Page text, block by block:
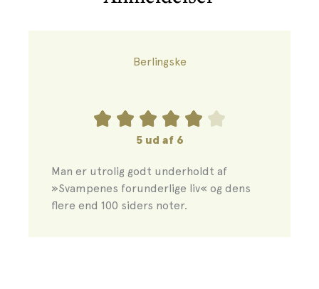
Berlingske
5 ud af 6
Man er utrolig godt underholdt af
»Svampenes forunderlige liv« og dens
flere end 100 siders noter.